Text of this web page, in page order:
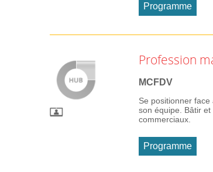
Programme
Profession
MCFDV
Se positionner
son équipe. Bâtir
commerciaux.
Programme